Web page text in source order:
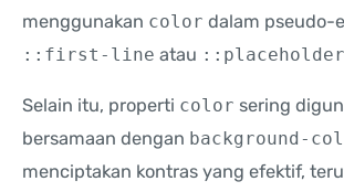
menggunakan color dalam pseudo-
::first-line atau ::placeholder
Selain itu, properti color sering
bersamaan dengan background-
menciptakan kontras yang efektif,